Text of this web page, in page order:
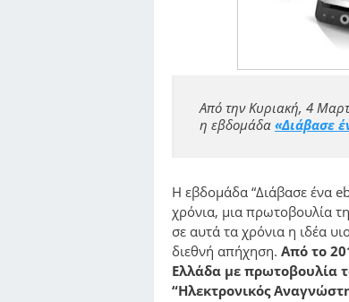
Από την Κυριακή, 4
η εβδομάδα «Διάβασε
H εβδομάδα “Διάβασε ένα
χρόνια, μια πρωτοβουλία
σε αυτά τα χρόνια η ιδέα
διεθνή απήχηση. Από το
Ελλάδα με πρωτοβουλία
“Ηλεκτρονικός